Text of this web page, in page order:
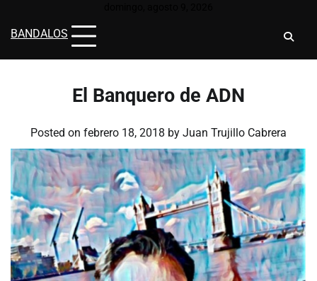
content
BANDALOS
El Banquero de ADN
Posted on febrero 18, 2018 by Juan Trujillo Cabrera